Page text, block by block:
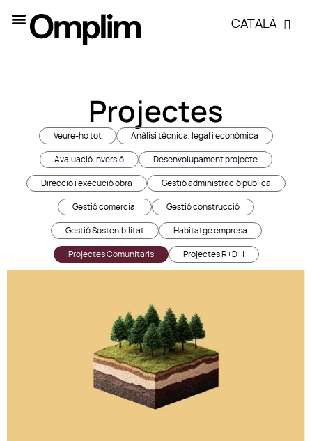
CATALÀ
Projectes
Anàlisi tècnica, legal i econòmica
Avaluació inversió Desenvolupament projecte
Direcció i execució obra Gestió administració pública
Gestió comercial Gestió construcció
Gestió Sostenibilitat Habitatge empresa
Projectes Comunitaris Projectes R+D+I
Veure-ho tot